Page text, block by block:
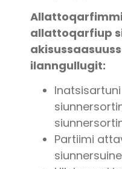
allattoqarfiup
ilanngullugit:
Inatsisartuni
Partiimi